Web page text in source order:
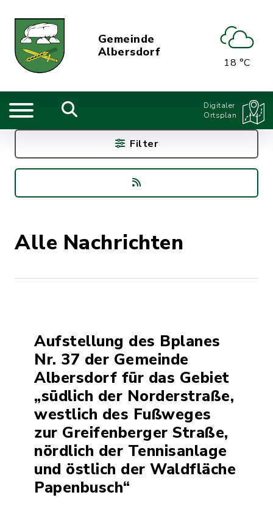
Gemeinde
Albersdorf
18 °C
Digitaler
Ortsplan
Alle Nachrichten
Aufstellung des Bplanes
Nr. 37 der Gemeinde
Albersdorf für das Gebiet
„südlich der Norderstraße,
westlich des Fußweges
zur Greifenberger Straße,
nördlich der Tennisanlage
und östlich der Waldfläche
Papenbusch“
Filter